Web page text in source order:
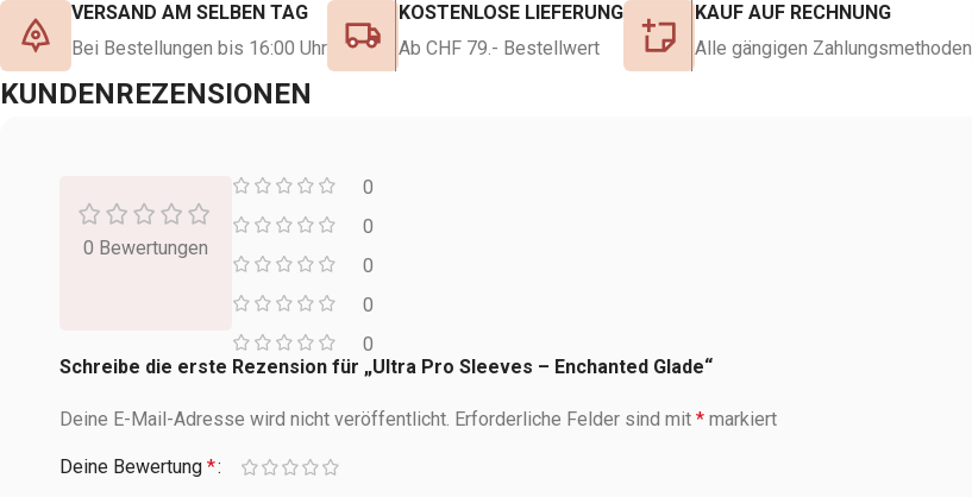
VERSAND AM SELBEN TAG
Bei Bestellungen bis 16:00 Uhr
KOSTENLOSE LIEFERUNG
Ab CHF 79.- Bestellwert
KAUF AUF RECHNUNG
Alle gängigen Zahlungsmethoden
KUNDENREZENSIONEN
0 Bewertungen
0
0
0
0
0
Schreibe die erste Rezension für „Ultra Pro Sleeves – Enchanted Glade“
Deine E-Mail-Adresse wird nicht veröffentlicht. Erforderliche Felder sind mit * markiert
Deine Bewertung *